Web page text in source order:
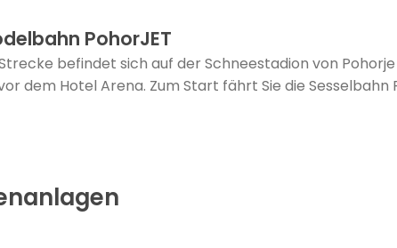
PohorJET
befindet sich auf der Schneestadion von
dem Hotel Arena. Zum Start fährt Sie die Sesselbahn